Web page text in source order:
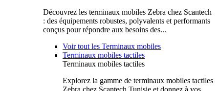
Découvrez les terminaux mobiles Zebra chez Scantech
: des équipements robustes, polyvalents et performants
conçus pour répondre aux besoins des...
Voir tout les Terminaux mobiles
Terminaux mobiles tactiles
Terminaux mobiles tactiles
Explorez la gamme de terminaux mobiles tactiles
Zebra chez Scantech Tunisie et donnez à vos